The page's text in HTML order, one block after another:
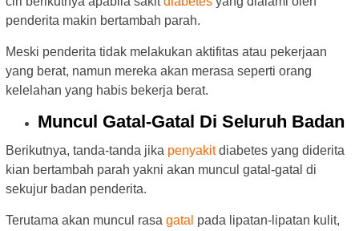
penderita makin bertambah parah.
Meski penderita tidak melakukan aktifitas atau pekerjaan
yang berat, namun mereka akan merasa seperti orang
kelelahan yang habis bekerja berat.
Muncul Gatal-Gatal Di Seluruh Badan
Berikutnya, tanda-tanda jika penyakitdiabetes yang diderita
kian bertambah parah yakni akan muncul gatal-gatal di
sekujur badan penderita.
Terutama akan muncul rasa gatal pada lipatan-lipatan kulit,